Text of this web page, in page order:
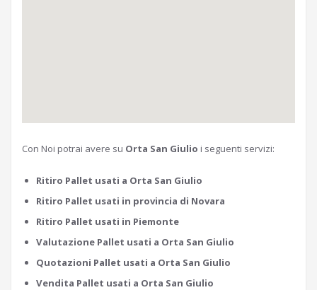
Con Noi potrai avere su Orta San Giulio i seguenti servizi:
Ritiro Pallet usati a Orta San Giulio
Ritiro Pallet usati in provincia di Novara
Ritiro Pallet usati in Piemonte
Valutazione Pallet usati a Orta San Giulio
Quotazioni Pallet usati a Orta San Giulio
Vendita Pallet usati a Orta San Giulio